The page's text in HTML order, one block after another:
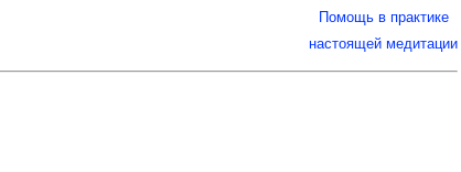
Помощь в практике
настоящей медитации